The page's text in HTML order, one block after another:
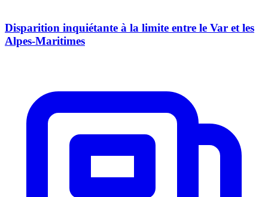
Disparition inquiétante à la limite entre le Var et les
Alpes-Maritimes